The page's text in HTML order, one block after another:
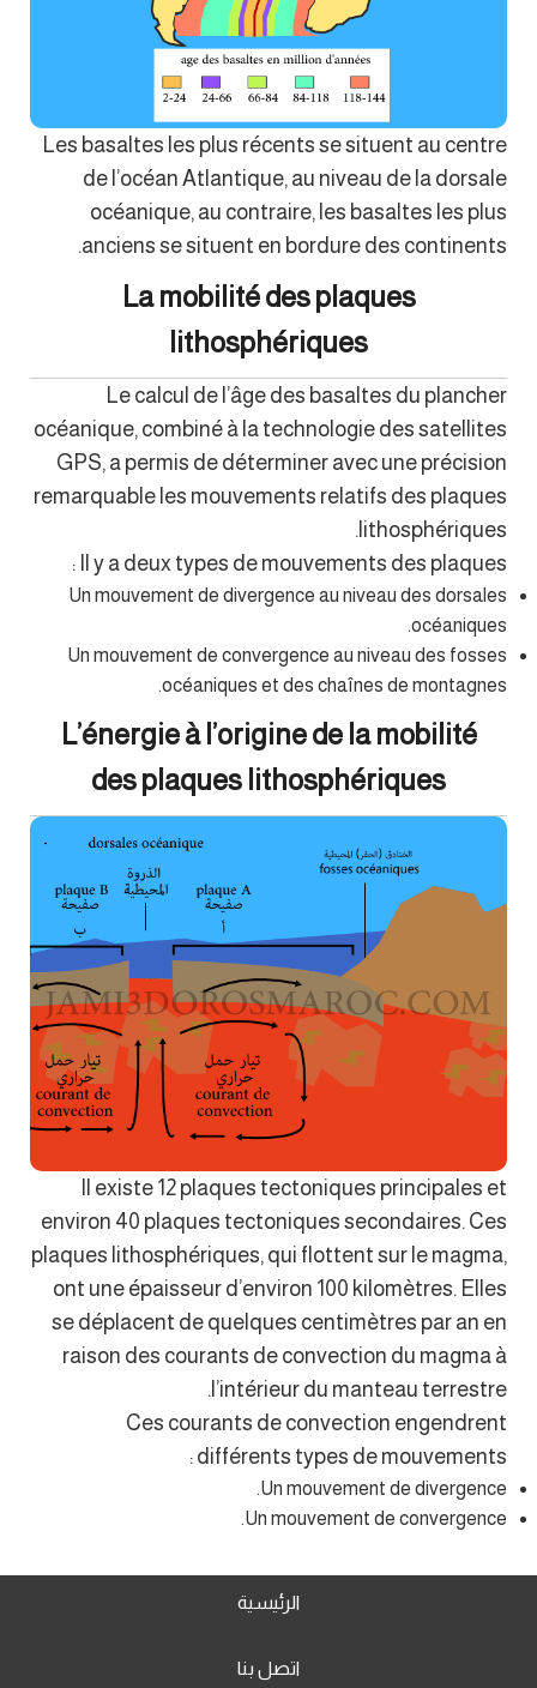
Les basaltes les plus récents se situent au centre
de l’océan Atlantique, au niveau de la dorsale
océanique, au contraire, les basaltes les plus
anciens se situent en bordure des continents.
La mobilité des plaques
lithosphériques
Le calcul de l’âge des basaltes du plancher
océanique, combiné à la technologie des satellites
GPS, a permis de déterminer avec une précision
remarquable les mouvements relatifs des plaques
lithosphériques.
Il y a deux types de mouvements des plaques :
Un mouvement de divergence au niveau des dorsales
océaniques.
Un mouvement de convergence au niveau des fosses
océaniques et des chaînes de montagnes.
L’énergie à l’origine de la mobilité
des plaques lithosphériques
Il existe 12 plaques tectoniques principales et
environ 40 plaques tectoniques secondaires. Ces
plaques lithosphériques, qui flottent sur le magma,
ont une épaisseur d’environ 100 kilomètres. Elles
se déplacent de quelques centimètres par an en
raison des courants de convection du magma à
l’intérieur du manteau terrestre.
Ces courants de convection engendrent
différents types de mouvements :
Un mouvement de divergence.
Un mouvement de convergence.
الرئيسية
اتصل بنا